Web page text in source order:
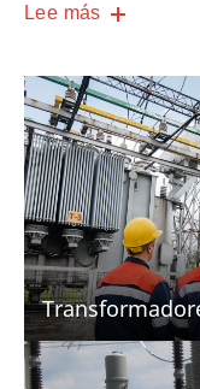
Lee más